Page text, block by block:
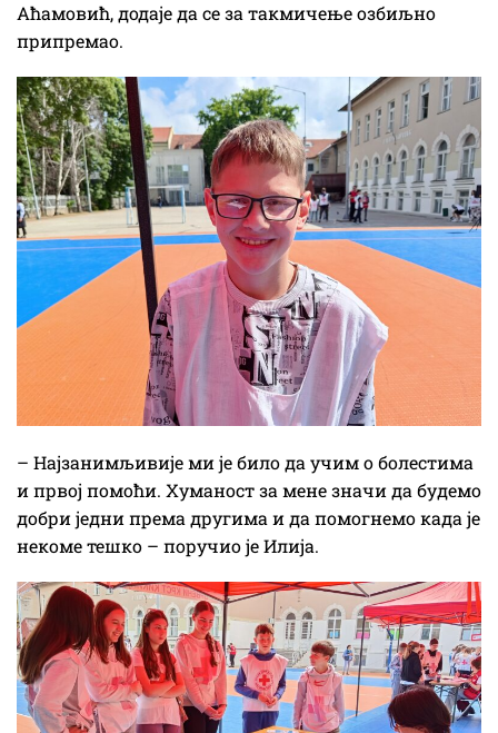
Аћамовић, додаје да се за такмичење озбиљно
припремао.
– Најзанимљивије ми је било да учим о болестима
и првој помоћи. Хуманост за мене значи да будемо
добри једни према другима и да помогнемо када је
некоме тешко – поручио је Илија.